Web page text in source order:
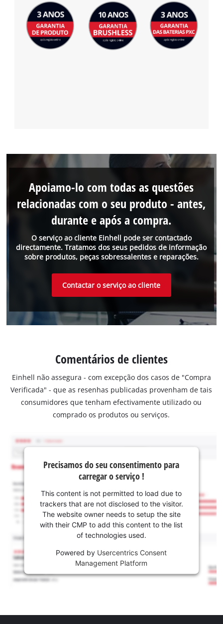
O serviço ao cliente Einhell pode ser contactado
directamente. Tratamos dos seus pedidos de informação
sobre produtos, peças sobressalentes e reparações.
Apoiamo-lo com todas as questões
relacionadas com o seu produto - antes,
durante e após a compra.
Contactar o serviço ao cliente
Comentários de clientes
Einhell não assegura - com excepção dos casos de "Compra
Verificada" - que as resenhas publicadas provenham de tais
consumidores que tenham efectivamente utilizado ou
comprado os produtos ou serviços.
Precisamos do seu consentimento para
carregar o serviço !
This content is not permitted to load due to
trackers that are not disclosed to the visitor.
The website owner needs to setup the site
with their CMP to add this content to the list
of technologies used.
Powered by Usercentrics Consent
Management Platform